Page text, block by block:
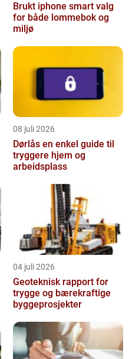
Brukt iphone smart valg
for både lommebok og
miljø
08 juli 2026
Dørlås en enkel guide til
tryggere hjem og
arbeidsplass
04 juli 2026
Geoteknisk rapport for
trygge og bærekraftige
byggeprosjekter